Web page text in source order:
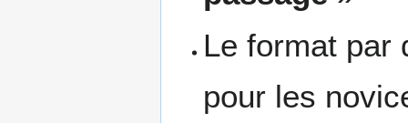
Le format par
pour les